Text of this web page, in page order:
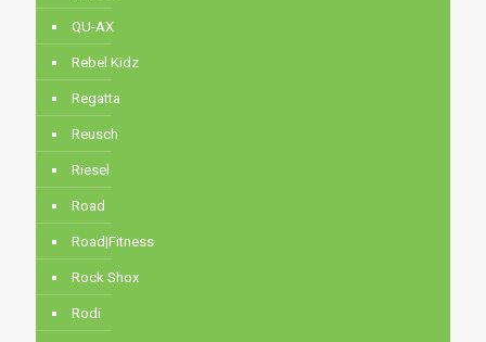
QU-AX
Rebel Kidz
Regatta
Reusch
Riesel
Road
Road|Fitness
Rock Shox
Rodi